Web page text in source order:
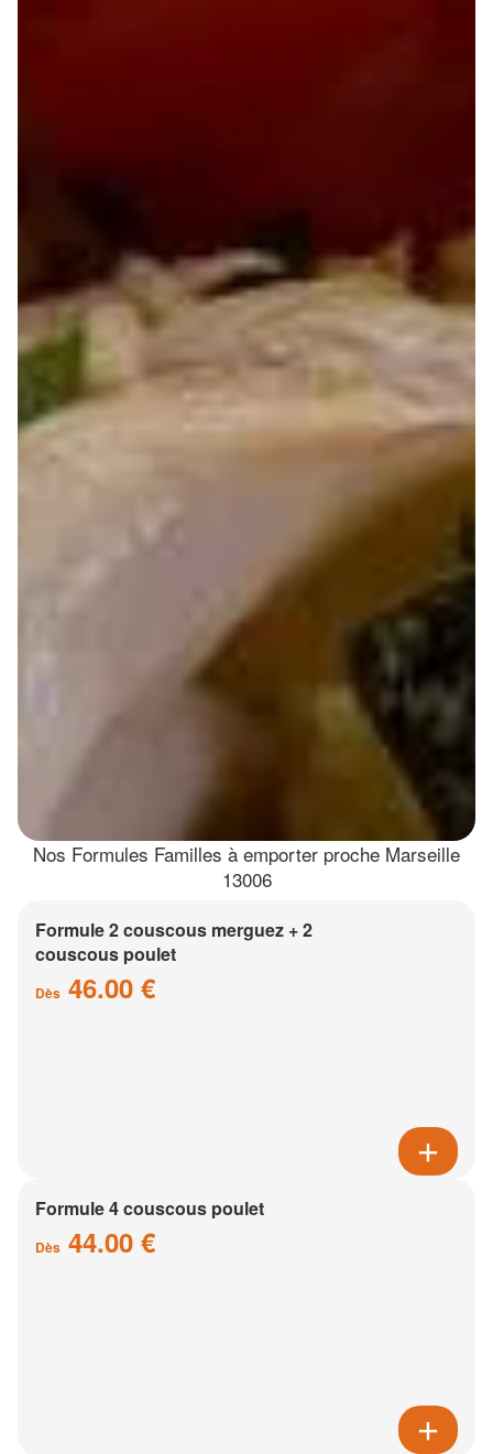
Nos Formules Familles à emporter proche Marseille
13006
Formule 2 couscous merguez + 2
couscous poulet
Dès 46.00 €
Formule 4 couscous poulet
Dès 44.00 €